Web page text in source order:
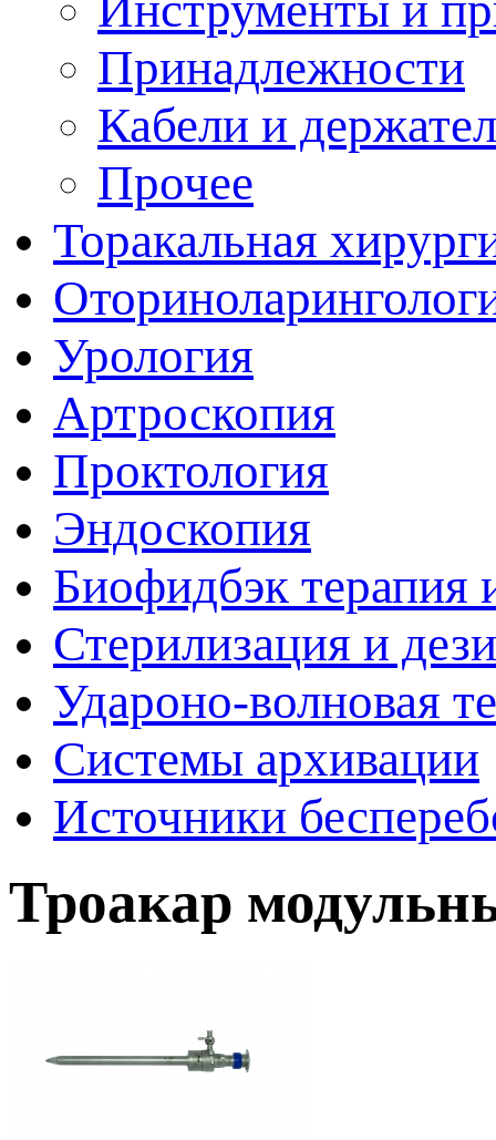
Принадлежности
Кабели и
Прочее
Торакальная
Урология
Артроскопия
Проктология
Эндоскопия
Биофидбэк терапия
Стерилизация и
Удароно-волновая
Системы архивации
Источники
Троакар